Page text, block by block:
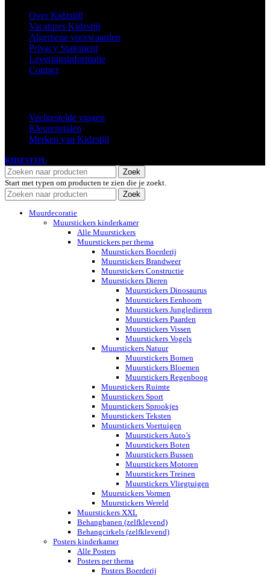
Over Kidzstijl
Vacatures Kidzstijl
Algemene voorwaarden
Privacy Statement
Leveringsinformatie
Contact
Veelgestelde vragen
Kleurenstalen
Merken van Kidzstijl
KIDZSTIJL
Zoek
Start met typen om producten te zien die je zoekt.
Zoek
Muurdecoratie
Muurstickers kinderkamer
Alle Muurstickers
Muurstickers per thema
Muurstickers Boerderij
Muurstickers Brandweer
Muurstickers Constructie
Muurstickers Dieren
Muurstickers Dinosaurus
Muurstickers Eenhoorn
Muurstickers Jungledieren
Muurstickers Paarden
Muurstickers Vissen
Muurstickers Vogels
Muurstickers Natuur
Muurstickers Bomen
Muurstickers Bloemen
Muurstickers Regenboog
Muurstickers Ruimte
Muurstickers Sport
Muurstickers Sprookjes
Muurstickers Teksten
Muurstickers Voertuigen
Muurstickers Auto’s
Muurstickers Boten
Muurstickers Bussen
Muurstickers Motoren
Muurstickers Treinen
Muurstickers Vliegtuigen
Muurstickers Vormen
Muurstickers Wereld
Muurstickers XXL
Behangbanen (zelfklevend)
Behangcirkels (zelfklevend)
Posters kinderkamer
Alle Posters
Posters per thema
Posters Boerderij